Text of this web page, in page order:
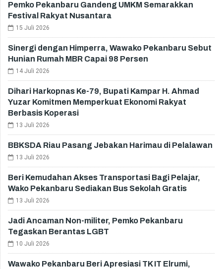
Pemko Pekanbaru Gandeng UMKM Semarakkan
Festival Rakyat Nusantara
15 Juli 2026
Sinergi dengan Himperra, Wawako Pekanbaru Sebut
Hunian Rumah MBR Capai 98 Persen
14 Juli 2026
Dihari Harkopnas Ke-79, Bupati Kampar H. Ahmad
Yuzar Komitmen Memperkuat Ekonomi Rakyat
Berbasis Koperasi
13 Juli 2026
BBKSDA Riau Pasang Jebakan Harimau di Pelalawan
13 Juli 2026
Beri Kemudahan Akses Transportasi Bagi Pelajar,
Wako Pekanbaru Sediakan Bus Sekolah Gratis
13 Juli 2026
Jadi Ancaman Non-militer, Pemko Pekanbaru
Tegaskan Berantas LGBT
10 Juli 2026
Wawako Pekanbaru Beri Apresiasi TK IT Elrumi,